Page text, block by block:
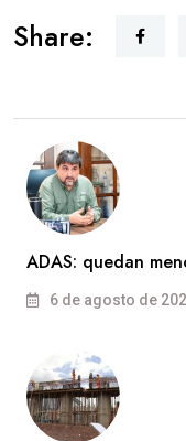
Share:
ADAS: quedan
6 de agosto de